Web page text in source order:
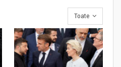
Toate